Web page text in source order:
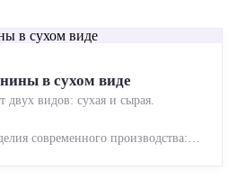
в сухом виде
двух видов: сухая и сырая.
современного производства: